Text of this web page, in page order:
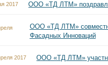
2017 ООО «ТД ЛТМ»
ООО «ТД ЛТМ»
Фасадных Инноваций
2017 ООО «ТД ЛТМ»